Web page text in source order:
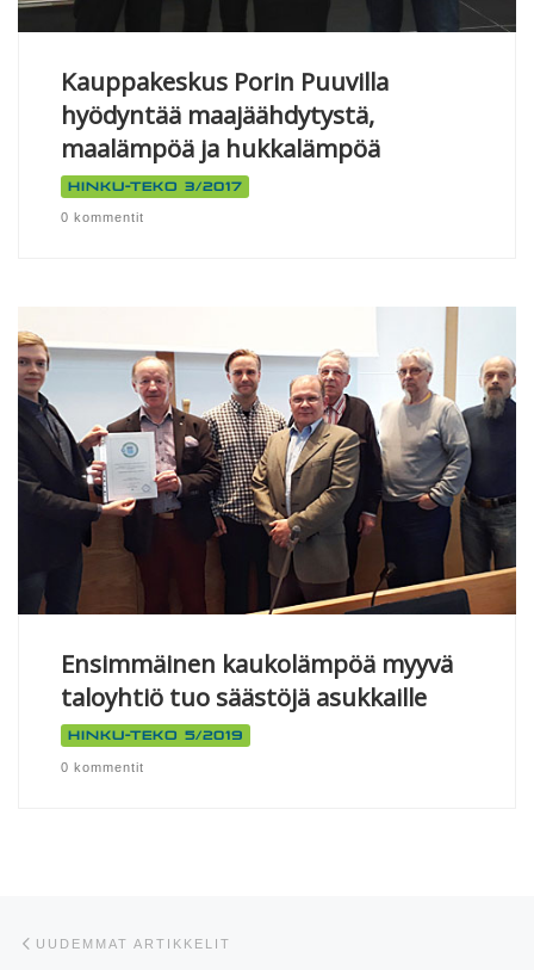
Kauppakeskus Porin Puuvilla
hyödyntää maajäähdytystä,
maalämpöä ja hukkalämpöä
Hinku-teko 3/2017
0 kommentit
Ensimmäinen kaukolämpöä myyvä
taloyhtiö tuo säästöjä asukkaille
Hinku-teko 5/2019
0 kommentit
UUDEMMAT ARTIKKELIT